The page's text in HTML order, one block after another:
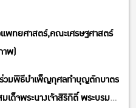
พทยศาสตร์,คณะเศรษฐศาสตร์
าพ)
วมพิธีบำเพ็ญกุศลทำบุญตักบาตร
ด็จพระนางเจ้าสิริกิติ์ พระบรม